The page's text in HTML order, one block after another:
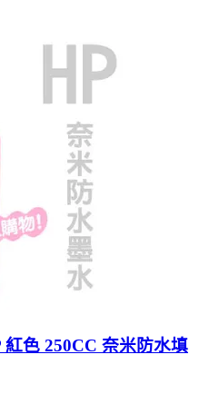
色 250CC 奈米防水填